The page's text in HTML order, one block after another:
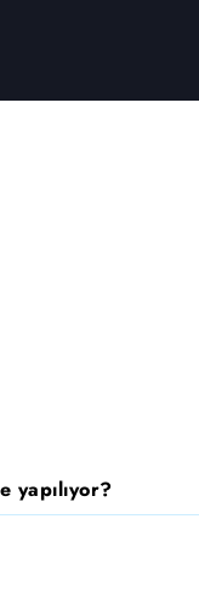
yapılıyor?